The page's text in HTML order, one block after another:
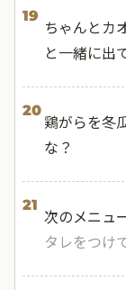
19
ちゃんとカ
と一緒に出
20
鶏がらを冬
な？
21
次のメニュ
タレをつけ